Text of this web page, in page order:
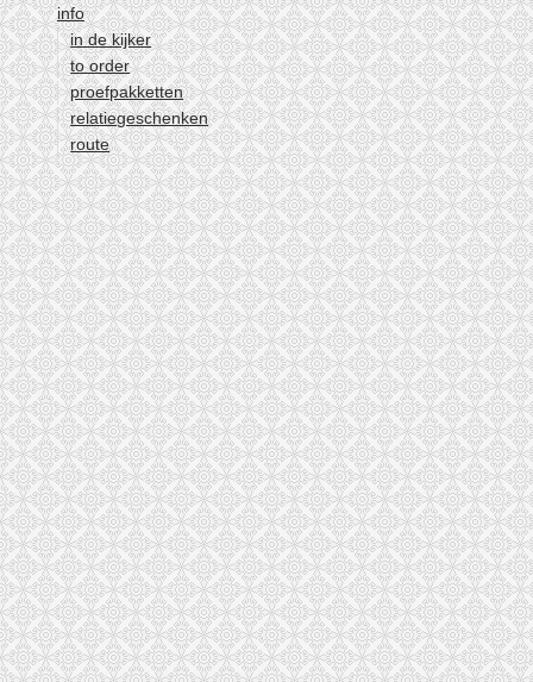
info
in de kijker
to order
proefpakketten
relatiegeschenken
route